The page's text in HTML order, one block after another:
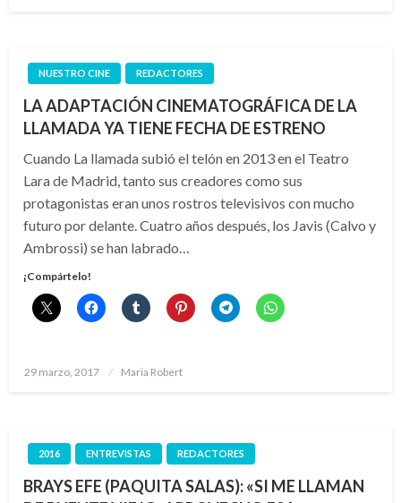
NUESTRO CINE REDACTORES
LA ADAPTACIÓN CINEMATOGRÁFICA DE LA
LLAMADA YA TIENE FECHA DE ESTRENO
Cuando La llamada subió el telón en 2013 en el Teatro
Lara de Madrid, tanto sus creadores como sus
protagonistas eran unos rostros televisivos con mucho
futuro por delante. Cuatro años después, los Javis (Calvo y
Ambrossi) se han labrado…
¡Compártelo!
Publicado
29 marzo, 2017 Maria Robert
2016 ENTREVISTAS REDACTORES
BRAYS EFE (PAQUITA SALAS): «SI ME LLAMAN